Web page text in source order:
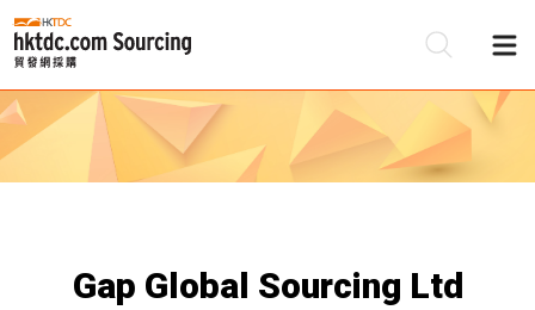
Gap Global Sourcing Ltd